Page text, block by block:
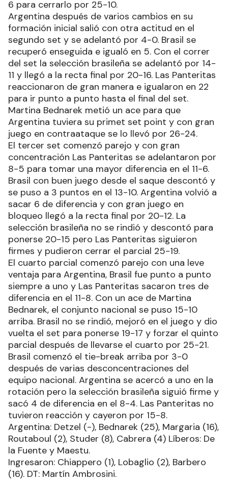
6 para cerrarlo por 25-10.
Argentina después de varios cambios en su
formación inicial salió con otra actitud en el
segundo set y se adelantó por 4-0. Brasil se
recuperó enseguida e igualó en 5. Con el correr
del set la selección brasileña se adelantó por 14-
11 y llegó a la recta final por 20-16. Las Panteritas
reaccionaron de gran manera e igualaron en 22
para ir punto a punto hasta el final del set.
Martina Bednarek metió un ace para que
Argentina tuviera su primet set point y con gran
juego en contraataque se lo llevó por 26-24.
El tercer set comenzó parejo y con gran
concentración Las Panteritas se adelantaron por
8-5 para tomar una mayor diferencia en el 11-6.
Brasil con buen juego desde el saque descontó y
se puso a 3 puntos en el 13-10. Argentina volvió a
sacar 6 de diferencia y con gran juego en
bloqueo llegó a la recta final por 20-12. La
selección brasileña no se rindió y descontó para
ponerse 20-15 pero Las Panteritas siguieron
firmes y pudieron cerrar el parcial 25-19.
El cuarto parcial comenzó parejo con una leve
ventaja para Argentina, Brasil fue punto a punto
siempre a uno y Las Panteritas sacaron tres de
diferencia en el 11-8. Con un ace de Martina
Bednarek, el conjunto nacional se puso 15-10
arriba. Brasil no se rindió, mejoró en el juego y dio
vuelta el set para ponerse 19-17 y forzar el quinto
parcial después de llevarse el cuarto por 25-21.
Brasil comenzó el tie-break arriba por 3-0
después de varias desconcentraciones del
equipo nacional. Argentina se acercó a uno en la
rotación pero la selección brasileña siguió firme y
sacó 4 de diferencia en el 8-4. Las Panteritas no
tuvieron reacción y cayeron por 15-8.
Argentina: Detzel (-), Bednarek (25), Margaria (16),
Routaboul (2), Studer (8), Cabrera (4) Líberos: De
la Fuente y Maestu.
Ingresaron: Chiappero (1), Lobaglio (2), Barbero
(16). DT: Martín Ambrosini.